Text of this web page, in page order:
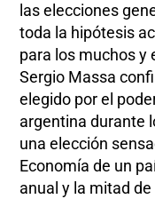
las elecciones
toda la hipótesis
para los muchos y
Sergio Massa
elegido por el
argentina durante
una elección
Economía de un
anual y la mitad